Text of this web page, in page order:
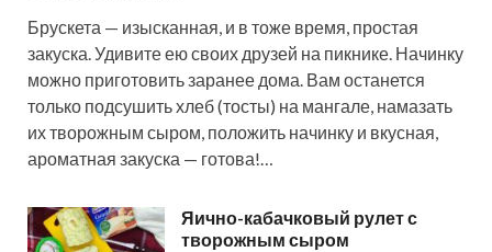
Брускета — изысканная, и в тоже время, простая
закуска. Удивите ею своих друзей на пикнике. Начинку
можно приготовить заранее дома. Вам останется
только подсушить хлеб (тосты) на мангале, намазать
их творожным сыром, положить начинку и вкусная,
ароматная закуска — готова!…
Яично-кабачковый рулет с
творожным сыром